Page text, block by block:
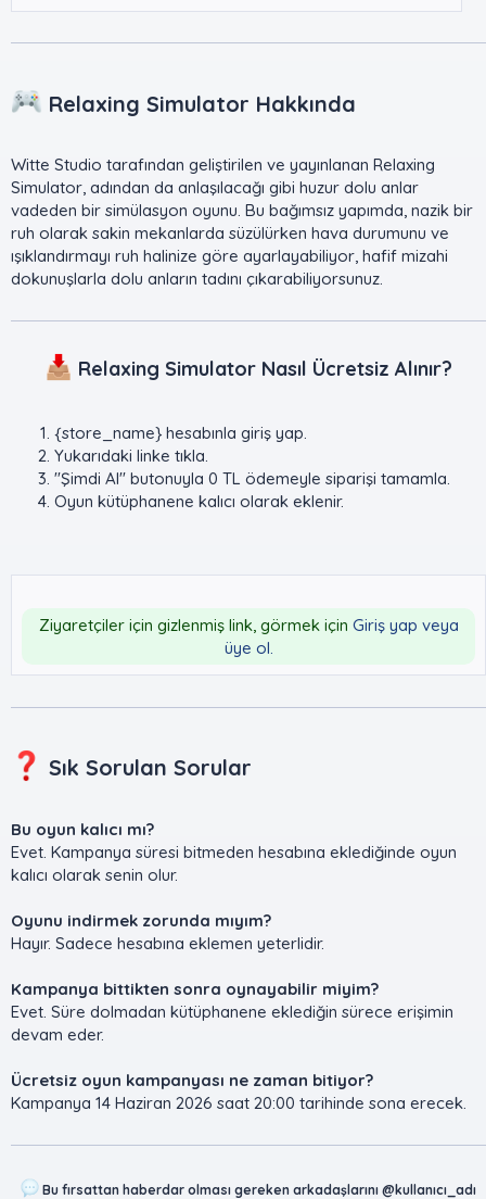
Relaxing Simulator Hakkında​
Witte Studio tarafından geliştirilen ve yayınlanan Relaxing
Simulator, adından da anlaşılacağı gibi huzur dolu anlar
vadeden bir simülasyon oyunu. Bu bağımsız yapımda, nazik bir
ruh olarak sakin mekanlarda süzülürken hava durumunu ve
ışıklandırmayı ruh halinize göre ayarlayabiliyor, hafif mizahi
dokunuşlarla dolu anların tadını çıkarabiliyorsunuz.
Relaxing Simulator Nasıl Ücretsiz Alınır?
{store_name} hesabınla giriş yap.
Yukarıdaki linke tıkla.
"Şimdi Al" butonuyla 0 TL ödemeyle siparişi tamamla.
Oyun kütüphanene kalıcı olarak eklenir.
Ziyaretçiler için gizlenmiş link, görmek için Giriş yap veya
üye ol.
Sık Sorulan Sorular​
Bu oyun kalıcı mı?
Evet. Kampanya süresi bitmeden hesabına eklediğinde oyun
kalıcı olarak senin olur.
Oyunu indirmek zorunda mıyım?
Hayır. Sadece hesabına eklemen yeterlidir.
Kampanya bittikten sonra oynayabilir miyim?
Evet. Süre dolmadan kütüphanene eklediğin sürece erişimin
devam eder.
Ücretsiz oyun kampanyası ne zaman bitiyor?
Kampanya 14 Haziran 2026 saat 20:00 tarihinde sona erecek.
Bu fırsattan haberdar olması gereken arkadaşlarını @kullanıcı_adı